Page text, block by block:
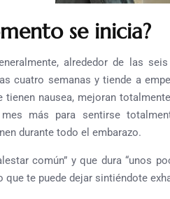
se inicia?
alrededor de las
cuatro semanas y tiende a
tienen nausea, mejoran
más para sentirse
durante todo el embarazo.
común” y que dura “unos
te puede dejar sintiéndote